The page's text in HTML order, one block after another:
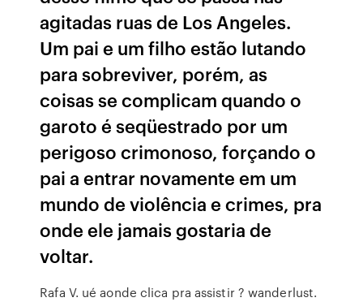
agitadas ruas de Los Angeles.
Um pai e um filho estão lutando
para sobreviver, porém, as
coisas se complicam quando o
garoto é seqüestrado por um
perigoso crimonoso, forçando o
pai a entrar novamente em um
mundo de violência e crimes, pra
onde ele jamais gostaria de
voltar.
Rafa V. ué aonde clica pra assistir ? wanderlust.